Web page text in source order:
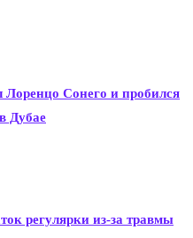
Сонего и пробился
Дубае
регулярки из-за травмы